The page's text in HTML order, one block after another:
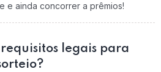
e ainda concorrer a prêmios!
requisitos legais para